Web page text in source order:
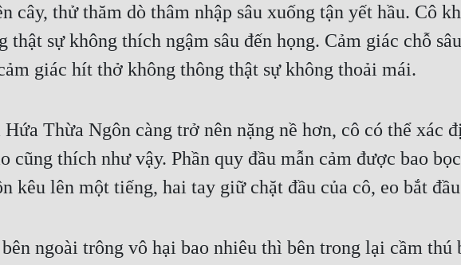
cây, thử thăm dò thâm nhập sâu xuống tận yết hầu. Cô
sự không thích ngậm sâu đến họng. Cảm giác chỗ
giác hít thở không thông thật sự không thoải mái.
Thừa Ngôn càng trở nên nặng nề hơn, cô có thể xác
cũng thích như vậy. Phần quy đầu mẫn cảm được bao
kêu lên một tiếng, hai tay giữ chặt đầu của cô, eo bắt
ngoài trông vô hại bao nhiêu thì bên trong lại cầm thú